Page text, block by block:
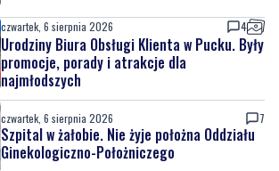
czwartek, 6 sierpnia 2026 4
Urodziny Biura Obsługi Klienta w Pucku. Były
promocje, porady i atrakcje dla
najmłodszych
czwartek, 6 sierpnia 2026 7
Szpital w żałobie. Nie żyje położna Oddziału
Ginekologiczno-Położniczego